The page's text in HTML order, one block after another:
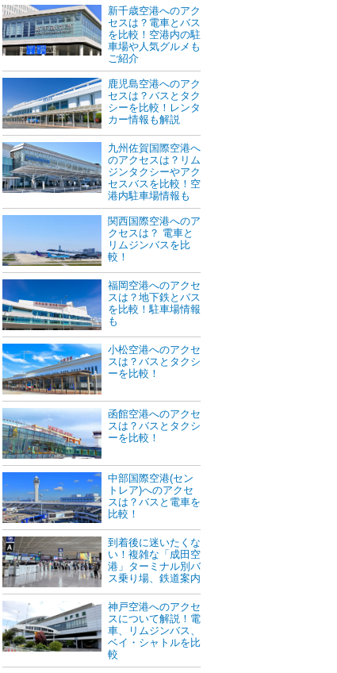
新千歳空港へのアク
セスは？電車とバス
を比較！空港内の駐
車場や人気グルメも
ご紹介
鹿児島空港へのアク
セスは？バスとタク
シーを比較！レンタ
カー情報も解説
九州佐賀国際空港へ
のアクセスは？リム
ジンタクシーやアク
セスバスを比較！空
港内駐車場情報も
関西国際空港へのア
クセスは？ 電車と
リムジンバスを比
較！
福岡空港へのアクセ
スは？地下鉄とバス
を比較！駐車場情報
も
小松空港へのアクセ
スは？バスとタクシ
ーを比較！
函館空港へのアクセ
スは？バスとタクシ
ーを比較！
中部国際空港(セン
トレア)へのアクセ
スは？バスと電車を
比較！
到着後に迷いたくな
い！複雑な「成田空
港」ターミナル別バ
ス乗り場、鉄道案内
神戸空港へのアクセ
スについて解説！電
車、リムジンバス、
ベイ・シャトルを比
較